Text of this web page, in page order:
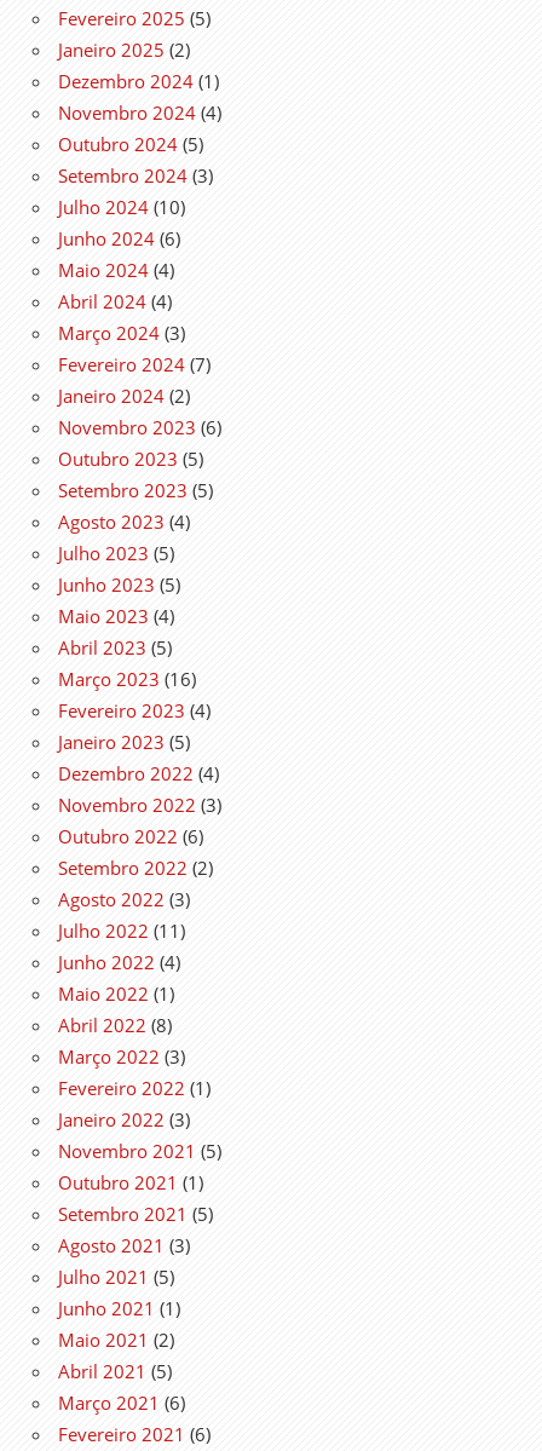
Fevereiro 2025 (5)
Janeiro 2025 (2)
Dezembro 2024 (1)
Novembro 2024 (4)
Outubro 2024 (5)
Setembro 2024 (3)
Julho 2024 (10)
Junho 2024 (6)
Maio 2024 (4)
Abril 2024 (4)
Março 2024 (3)
Fevereiro 2024 (7)
Janeiro 2024 (2)
Novembro 2023 (6)
Outubro 2023 (5)
Setembro 2023 (5)
Agosto 2023 (4)
Julho 2023 (5)
Junho 2023 (5)
Maio 2023 (4)
Abril 2023 (5)
Março 2023 (16)
Fevereiro 2023 (4)
Janeiro 2023 (5)
Dezembro 2022 (4)
Novembro 2022 (3)
Outubro 2022 (6)
Setembro 2022 (2)
Agosto 2022 (3)
Julho 2022 (11)
Junho 2022 (4)
Maio 2022 (1)
Abril 2022 (8)
Março 2022 (3)
Fevereiro 2022 (1)
Janeiro 2022 (3)
Novembro 2021 (5)
Outubro 2021 (1)
Setembro 2021 (5)
Agosto 2021 (3)
Julho 2021 (5)
Junho 2021 (1)
Maio 2021 (2)
Abril 2021 (5)
Março 2021 (6)
Fevereiro 2021 (6)